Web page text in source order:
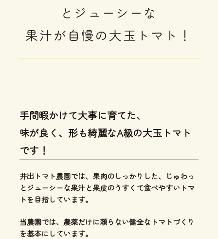
とジューシーな
果汁が自慢の大玉トマト！
手間暇かけて大事に育てた、
味が良く、形も綺麗なA級の大玉トマト
です！
井出トマト農園では、 果肉のしっかりした、じゅわっ
とジューシーな果汁と果皮のうすくて食べやすいトマ
トを目指しています。
当農園では、 農薬だけに頼らない健全なトマトづくり
を基本にしています。